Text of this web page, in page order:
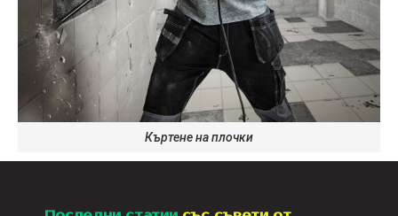
Къртене на плочки